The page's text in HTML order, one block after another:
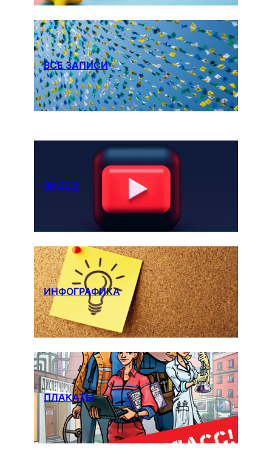
ВСЕ ЗАПИСИ
ВИДЕО
ИНФОГРАФИКА
ПЛАКАТЫ